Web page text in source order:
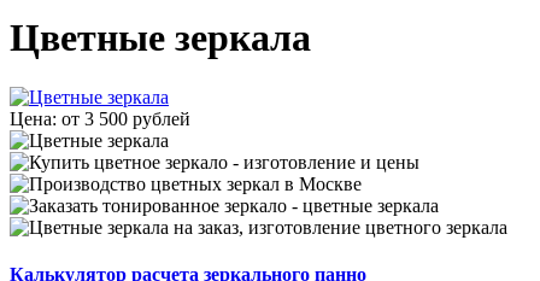
Цветные зеркала
Цена: от 3 500 рублей
Калькулятор расчета зеркального панно